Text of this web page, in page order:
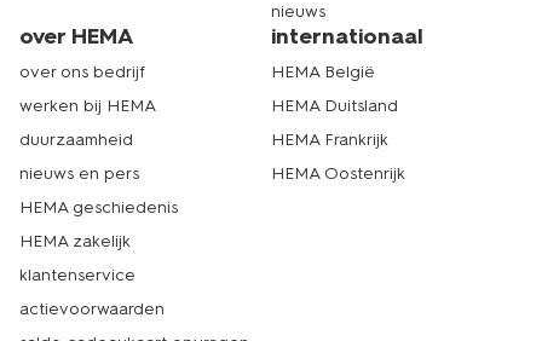
nieuws
over HEMA
over ons bedrijf
werken bij HEMA
duurzaamheid
nieuws en pers
HEMA geschiedenis
HEMA zakelijk
klantenservice
actievoorwaarden
internationaal
HEMA België
HEMA Duitsland
HEMA Frankrijk
HEMA Oostenrijk